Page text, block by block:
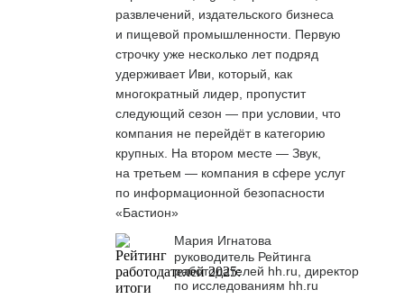
развлечений, издательского бизнеса
и пищевой промышленности. Первую
строчку уже несколько лет подряд
удерживает Иви, который, как
многократный лидер, пропустит
следующий сезон — при условии, что
компания не перейдёт в категорию
крупных. На втором месте — Звук,
на третьем — компания в сфере услуг
по информационной безопасности
«Бастион»
Мария Игнатова
руководитель Рейтинга
работодателей hh.ru, директор
по исследованиям hh.ru